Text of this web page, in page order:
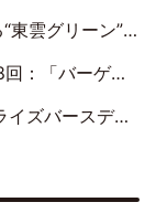
グリーン”の正体
みうな inしまむら」編
るように努力していきたい」